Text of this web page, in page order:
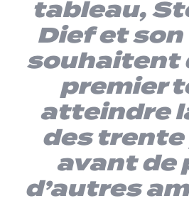
tableau,
Dief et
souhaitent
premier
atteindre
des
avant de
d’autres